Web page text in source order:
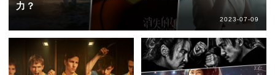
力？
2023-07-09